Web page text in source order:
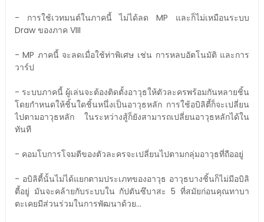
- การใช้เวทมนต์ในภาคนี้ ไม่ได้ลด MP และก็ไม่เหมือนระบบ
Draw ของภาค VIII
- MP ภาคนี้ จะลดเมื่อใช้ท่าพิเศษ เช่น การหลบอัตโนมัติ และการ
วาร์ป
- ระบบภาคนี้ ผู้เล่นจะต้องติดตั้งอาวุธให้ตัวละครพร้อมกันหลายชิ้น
โดยกำหนดให้ชิ้นใดชิ้นหนึ่งเป็นอาวุธหลัก การใช้อบิลิตี้ก็จะเปลี่ยน
ไปตามอาวุธหลัก ในระหว่างสู้ก็ยังสามารถเปลี่ยนอาวุธหลักได้ใน
ทันที
- คอมโบการโจมตีของตัวละครจะเปลี่ยนไปตามกลุ่มอาวุธที่ถืออยู่
- อบิลิตี้นั้นไม่ได้แยกตามประเภทของอาวุธ อาวุธบางชิ้นก็ไม่มีอบิลิ
ตี้อยู่ มันจะคล้ายกับระบบใน กัปตันซึบาสะ 5 ที่สมัยก่อนคุณทาบา
ตะเคยมีส่วนร่วมในการพัฒนาด้วย...